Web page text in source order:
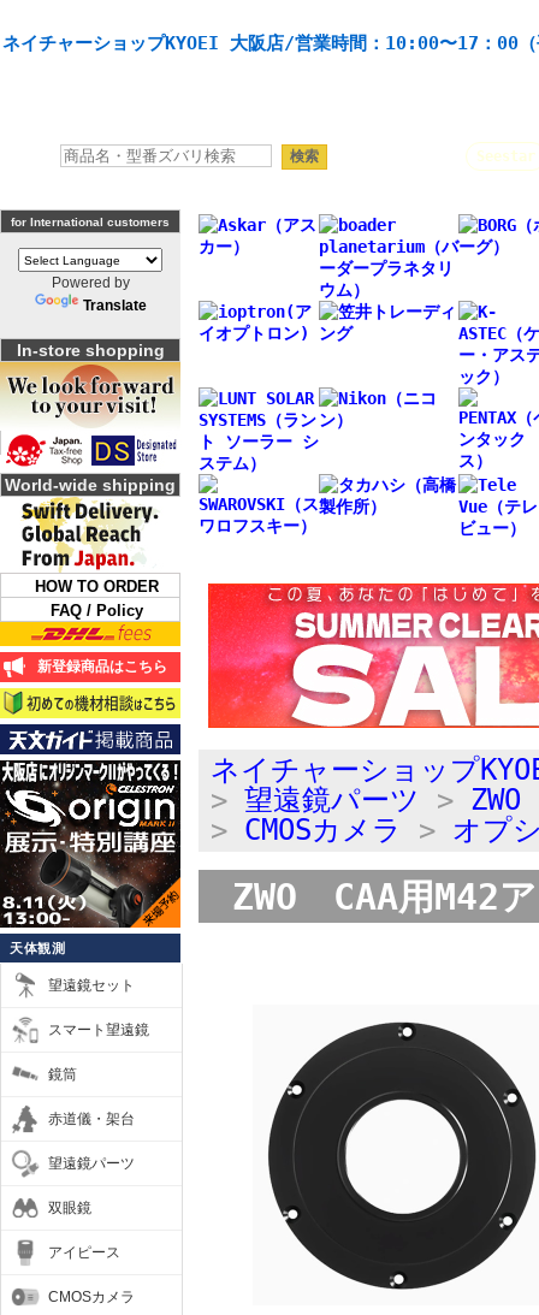
ネイチャーショップKYOEI 大阪店/営業時間：10:00〜17：00（
Seestar
for International customers
Powered by
Translate
In-store shopping
World-wide shipping
HOW TO ORDER
FAQ / Policy
新登録商品はこちら
天体観測
望遠鏡セット
スマート望遠鏡
鏡筒
赤道儀・架台
望遠鏡パーツ
双眼鏡
アイピース
CMOSカメラ
ネイチャーショップ
> 望遠鏡パーツ > ZWO
> CMOSカメラ > オプ
ZWO CAA用M42